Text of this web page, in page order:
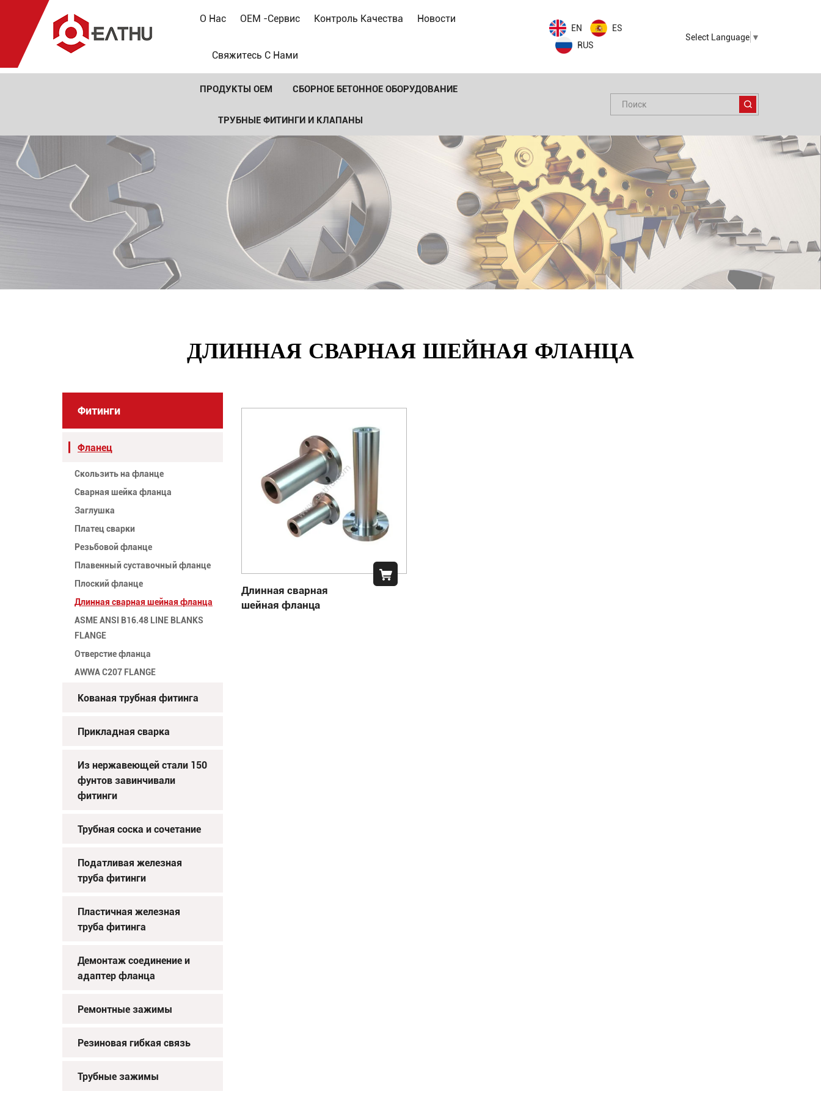
О Нас OEM -сервис Контроль Качества Новости
Свяжитесь С Нами
EN
ES
RUS
Select Language ▼
ПРОДУКТЫ OEM СБОРНОЕ БЕТОННОЕ ОБОРУДОВАНИЕ
ТРУБНЫЕ ФИТИНГИ И КЛАПАНЫ
ДЛИННАЯ СВАРНАЯ ШЕЙНАЯ ФЛАНЦА
Фитинги
Фланец
Скользить на фланце
Сварная шейка фланца
Заглушка
Платец сварки
Резьбовой фланце
Плавенный суставочный фланце
Плоский фланце
Длинная сварная шейная фланца
ASME ANSI B16.48 LINE BLANKS
FLANGE
Отверстие фланца
AWWA C207 FLANGE
Кованая трубная фитинга
Прикладная сварка
Из нержавеющей стали 150
фунтов завинчивали
фитинги
Трубная соска и сочетание
Податливая железная
труба фитинги
Пластичная железная
труба фитинга
Демонтаж соединение и
адаптер фланца
Ремонтные зажимы
Резиновая гибкая связь
Трубные зажимы
Длинная сварная
шейная фланца